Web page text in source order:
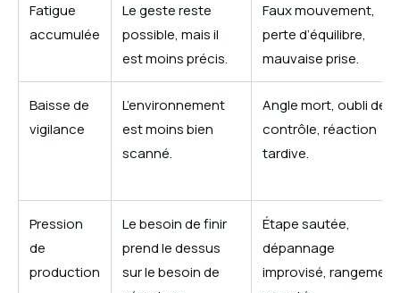
Fatigue
accumulée
Le geste reste
possible, mais il
est moins précis.
Faux mouvement,
perte d’équilibre,
mauvaise prise.
Baisse de
vigilance
L’environnement
est moins bien
scanné.
Angle mort, oubli de
contrôle, réaction
tardive.
Pression
de
production
Le besoin de finir
prend le dessus
sur le besoin de
Étape sautée,
dépannage
improvisé, rangement